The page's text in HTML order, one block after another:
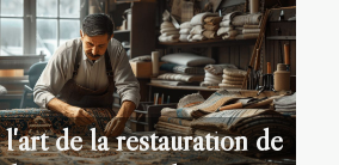
de la restauration de